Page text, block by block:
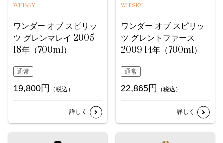
WHISKY
ワンダー オブ スピリッ
ツ グレンマレイ 2005
18年（700ml）
通常
19,800円 （税込）
詳しく
WHISKY
ワンダー オブ スピリッ
ツ グレントファース
2009 14年（700ml）
通常
22,865円 （税込）
詳しく